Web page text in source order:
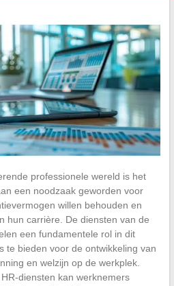
professionele wereld is het
een noodzaak geworden voor
willen behouden en
hun carrière. De diensten van de
een fundamentele rol in dit
te bieden voor de ontwikkeling van
en welzijn op de werkplek.
diensten kan werknemers